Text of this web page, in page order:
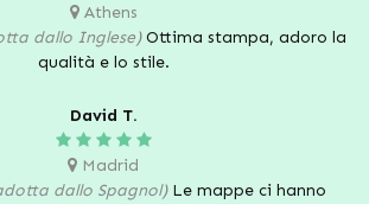
Athens
dallo Inglese)Ottima stampa, adoro la
qualità e lo stile.
David T.
Madrid
dallo Spagnol)Le mappe ci hanno